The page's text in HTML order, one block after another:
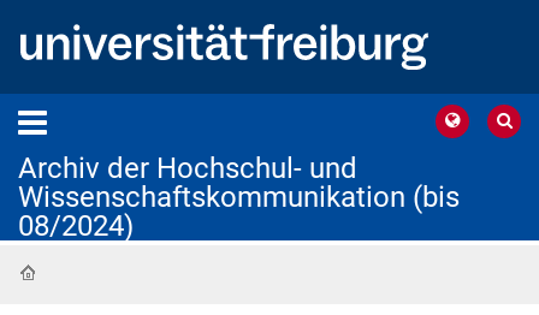
Archiv der Hochschul- und
Wissenschaftskommunikation (bis
08/2024)